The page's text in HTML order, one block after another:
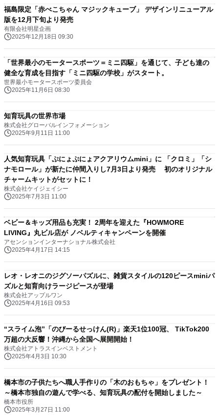
福島限定「赤べこちゃん マジックキューブ」 デザインリニューアル
版を12月下旬より発売
有限会社明星企画
2025年12月18日 09:30
「世界最小のモータースポーツ＝ミニ四駆」を通じて、子ども達の
健全な育成を目指す「ミニ四駆の学校」がスタート。
世界最小モータースポーツ委員会
2025年11月6日 08:30
知育玩具の世界市場
株式会社グローバルインフォメーション
2025年9月11日 11:00
人気知育玩具「ぷにょぷにょアクアリウムmini」に 「クロミ」「シ
ナモロール」が新たに仲間入りし7月3日より発売 初のオリジナル
チャームキットがセットに！
株式会社ケイジェイシー
2025年7月3日 11:00
ベビー＆キッズ用品も充実！ 2周年を迎えた『HOWMORE
LIVING』丸ビル店が ノベルティキャンペーンを開催
アセンションインターナショナル株式会社
2025年4月17日 14:15
レオ・レオニのジグソーパズルに、雑貨スタイルの120ピースminiパ
ズルと知育向けラージピースが登場
株式会社アップルワン
2025年4月16日 09:53
“スライム泡”「のびーるせっけん(R)」楽天1位100冠、 TikTok200
万超の大反響！沖縄から全国へ展開開始！
株式会社アトラスインベストメント
2025年4月3日 10:30
橋本市の子供たちへ職人手作りの「木のおもちゃ」をプレゼント！
～橋本市独自の遊んで学べる、知育玩具の配付を開始しました～
橋本市役所
2025年3月27日 11:00